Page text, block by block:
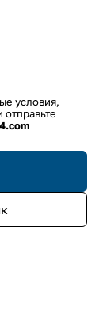
условия,
отправьте